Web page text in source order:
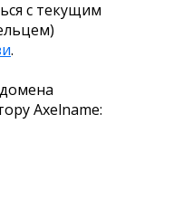
с текущим
.
Axelname: